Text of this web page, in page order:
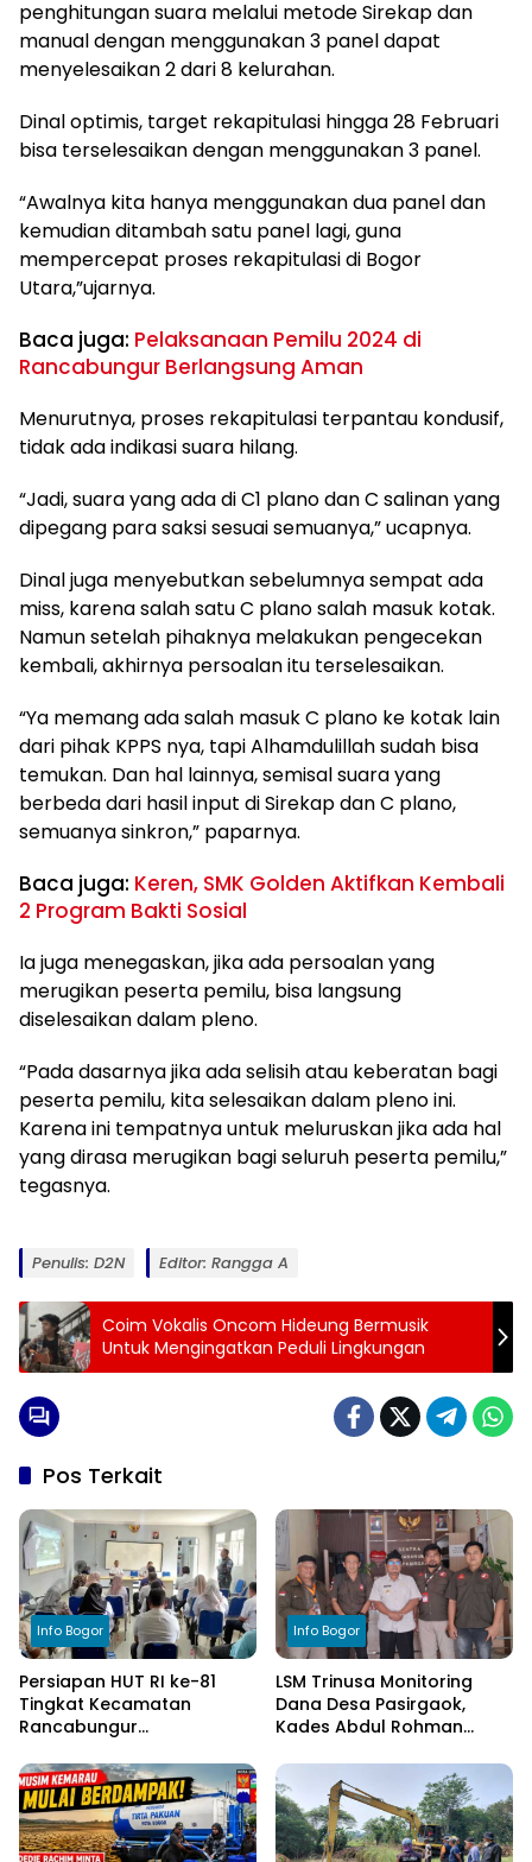
penghitungan suara melalui metode Sirekap dan
manual dengan menggunakan 3 panel dapat
menyelesaikan 2 dari 8 kelurahan.
Dinal optimis, target rekapitulasi hingga 28 Februari
bisa terselesaikan dengan menggunakan 3 panel.
“Awalnya kita hanya menggunakan dua panel dan
kemudian ditambah satu panel lagi, guna
mempercepat proses rekapitulasi di Bogor
Utara,”ujarnya.
Baca juga: Pelaksanaan Pemilu 2024 di
Rancabungur Berlangsung Aman
Menurutnya, proses rekapitulasi terpantau kondusif,
tidak ada indikasi suara hilang.
“Jadi, suara yang ada di C1 plano dan C salinan yang
dipegang para saksi sesuai semuanya,” ucapnya.
Dinal juga menyebutkan sebelumnya sempat ada
miss, karena salah satu C plano salah masuk kotak.
Namun setelah pihaknya melakukan pengecekan
kembali, akhirnya persoalan itu terselesaikan.
“Ya memang ada salah masuk C plano ke kotak lain
dari pihak KPPS nya, tapi Alhamdulillah sudah bisa
temukan. Dan hal lainnya, semisal suara yang
berbeda dari hasil input di Sirekap dan C plano,
semuanya sinkron,” paparnya.
Baca juga: Keren, SMK Golden Aktifkan Kembali
2 Program Bakti Sosial
Ia juga menegaskan, jika ada persoalan yang
merugikan peserta pemilu, bisa langsung
diselesaikan dalam pleno.
“Pada dasarnya jika ada selisih atau keberatan bagi
peserta pemilu, kita selesaikan dalam pleno ini.
Karena ini tempatnya untuk meluruskan jika ada hal
yang dirasa merugikan bagi seluruh peserta pemilu,”
tegasnya.
Penulis: D2N Editor: Rangga A
Coim Vokalis Oncom Hideung Bermusik
Untuk Mengingatkan Peduli Lingkungan
Pos Terkait
Info Bogor
Persiapan HUT RI ke-81
Tingkat Kecamatan
Rancabungur
Cimulang, Libatkan Seluruh
Elemen Masyarakat
Info Bogor
LSM Trinusa Monitoring
Dana Desa Pasirgaok,
Kades Abdul Rohman
Transparansi Pengelolaan
Anggaran